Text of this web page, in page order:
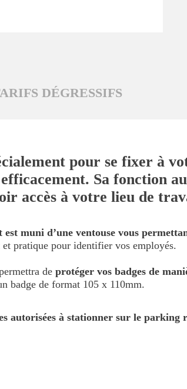
DÉGRESSIFS
pour se fixer à
Sa fonction
accès à votre lieu de
est muni d’une ventouse vous
et pratique pour identifier vos employés.
de protéger vos badges de
badge de format 105 x 110mm.
autorisées à stationner sur le parking